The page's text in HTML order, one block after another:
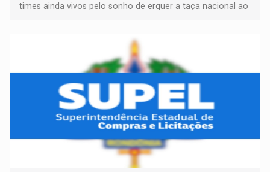
times ainda vivos pelo sonho de erguer a taça nacional ao